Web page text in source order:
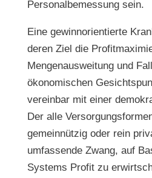
Personalbemessung sein.
Eine gewinnorientierte
deren Ziel die
Mengenausweitung und
ökonomischen
vereinbar mit einer
Der alle
gemeinnützig oder rein
umfassende Zwang, auf
Systems Profit zu